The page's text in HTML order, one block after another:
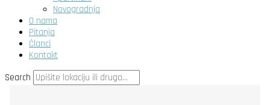
Novogradnja
O nama
Pitanja
Članci
Kontakt
Search